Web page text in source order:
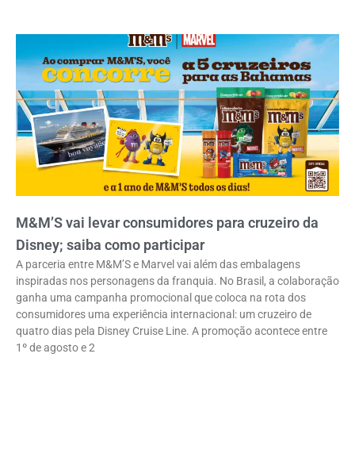
M&M’S vai levar consumidores para cruzeiro da
Disney; saiba como participar
A parceria entre M&M’S e Marvel vai além das embalagens
inspiradas nos personagens da franquia. No Brasil, a colaboração
ganha uma campanha promocional que coloca na rota dos
consumidores uma experiência internacional: um cruzeiro de
quatro dias pela Disney Cruise Line. A promoção acontece entre
1º de agosto e 2